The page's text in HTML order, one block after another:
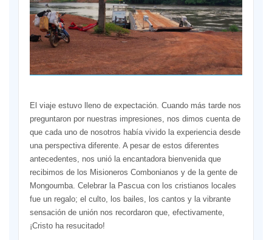
El viaje estuvo lleno de expectación. Cuando más tarde nos
preguntaron por nuestras impresiones, nos dimos cuenta de
que cada uno de nosotros había vivido la experiencia desde
una perspectiva diferente. A pesar de estos diferentes
antecedentes, nos unió la encantadora bienvenida que
recibimos de los Misioneros Combonianos y de la gente de
Mongoumba. Celebrar la Pascua con los cristianos locales
fue un regalo; el culto, los bailes, los cantos y la vibrante
sensación de unión nos recordaron que, efectivamente,
¡Cristo ha resucitado!